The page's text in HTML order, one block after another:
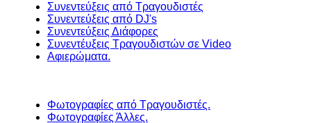
Συνεντεύξεις από Τραγουδιστές
Συνεντεύξεις από DJ's
Συνεντεύξεις Διάφορες
Συνεντέυξεις Τραγουδιστών σε Video
Αφιερώματα.
Φωτογραφίες από Τραγουδιστές.
Φωτογραφίες Άλλες.